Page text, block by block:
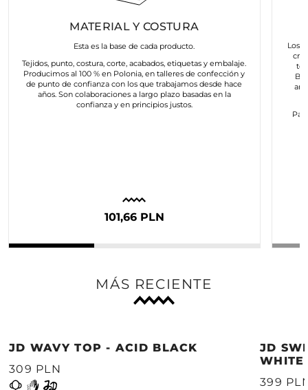
MATERIAL Y COSTURA
Esta es la base de cada producto.
Tejidos, punto, costura, corte, acabados, etiquetas y embalaje.
Producimos al 100 % en Polonia, en talleres de confección y
de punto de confianza con los que trabajamos desde hace
años. Son colaboraciones a largo plazo basadas en la
confianza y en principios justos.
101,66 PLN
Los
MÁS RECIENTE
JD WAVY TOP - ACID BLACK
309 PLN
JD
WHITE
399